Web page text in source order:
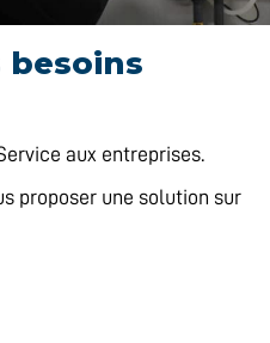
besoins
aux entreprises.
proposer une solution sur